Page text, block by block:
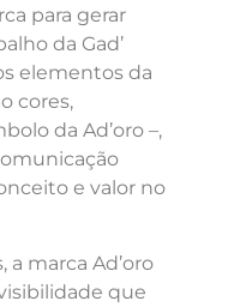
para gerar
da Gad’
elementos da
cores,
da Ad’oro –,
e valor no
a marca Ad’oro
que